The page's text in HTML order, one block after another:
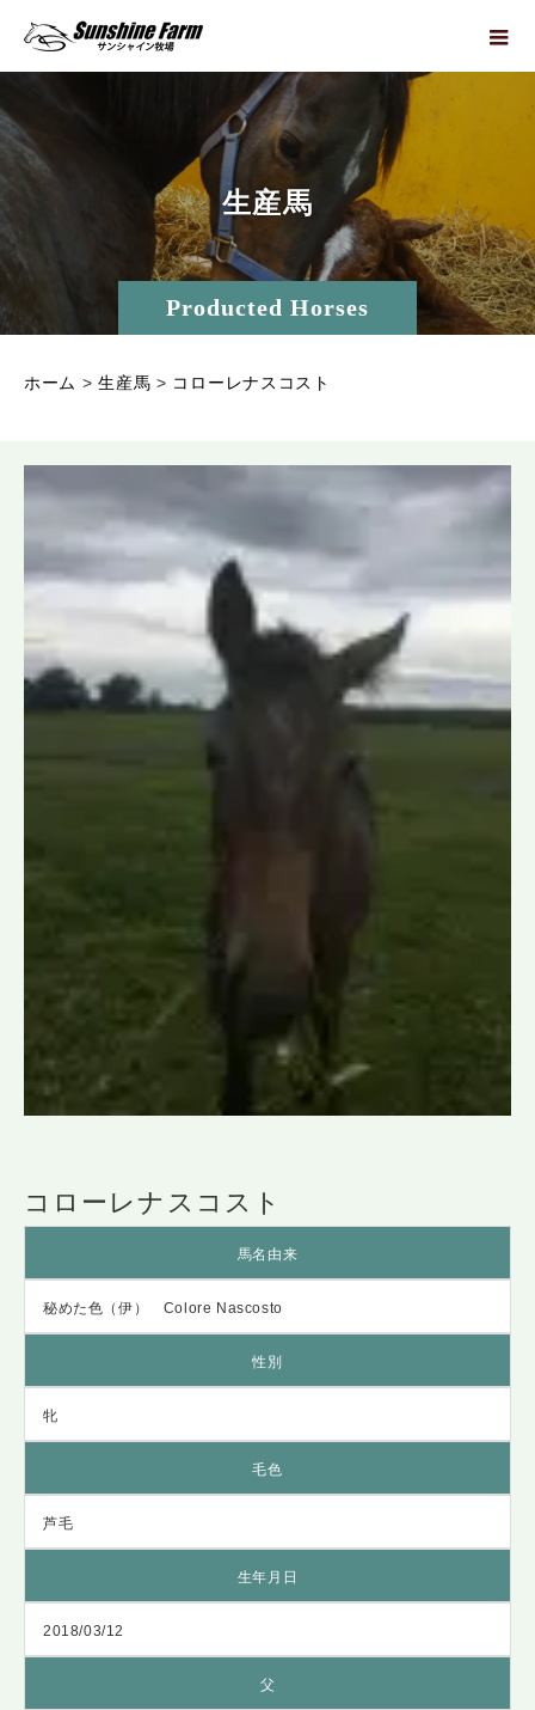
Producted Horses
生産馬
ホーム >生産馬 > コローレナスコスト
コローレナスコスト
馬名由来
秘めた色（伊） Colore Nascosto
性別
牝
毛色
芦毛
生年月日
2018/03/12
父